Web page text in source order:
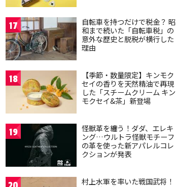
17
自転車を持つだけで税金？ 昭
和まで続いた「自転車税」の
意外な歴史と脱税が横行した
理由
18
【季節・数量限定】キンモク
セイの香りを天然精油で再現
した「スチームクリーム キン
モクセイ&茶」新登場
19
怪獣革を纏う！ダダ、エレキ
ング…ウルトラ怪獣モチーフ
の革を使った新アパレルコレ
クションが発表
村上水軍を率いた戦国武将！